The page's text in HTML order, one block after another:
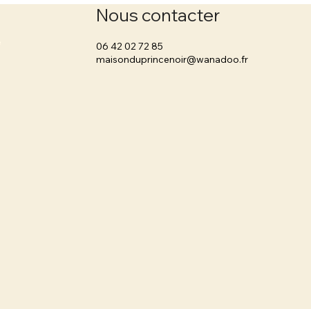
Nous contacter
‭06 42 02 72 85
maisonduprincenoir@wanadoo.fr